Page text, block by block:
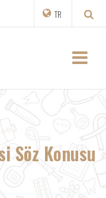
TR
Söz Konusu